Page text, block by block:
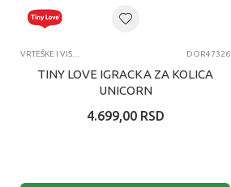
VRTEŠKE I VISEĆE IGRAČKE DOR47326
TINY LOVE IGRACKA ZA KOLICA
UNICORN
4.699,00 RSD